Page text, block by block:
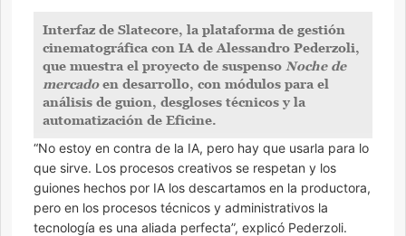
Interfaz de Slatecore, la plataforma de gestión
cinematográfica con IA de Alessandro Pederzoli,
que muestra el proyecto de suspenso Noche de
mercadoen desarrollo, con módulos para el
análisis de guion, desgloses técnicos y la
automatización de Eficine.
“No estoy en contra de la IA, pero hay que usarla para lo
que sirve. Los procesos creativos se respetan y los
guiones hechos por IA los descartamos en la productora,
pero en los procesos técnicos y administrativos la
tecnología es una aliada perfecta”, explicó Pederzoli.